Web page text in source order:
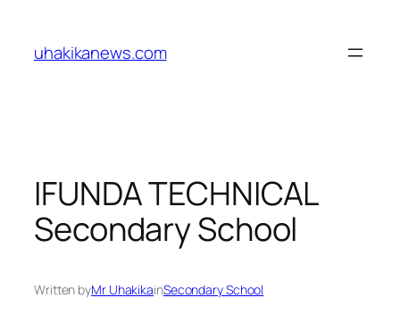
content
uhakikanews.com
IFUNDA TECHNICAL
Secondary School
Written byMr UhakikainSecondary School